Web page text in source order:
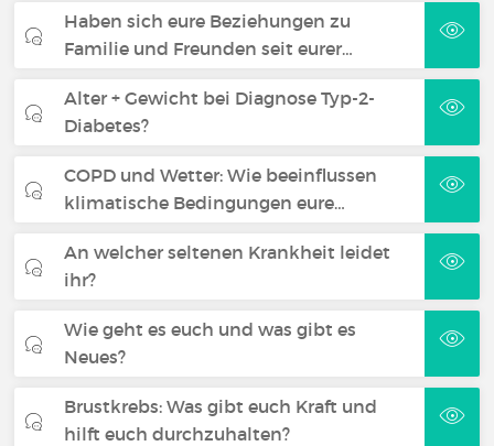
Haben sich eure Beziehungen zu
Familie und Freunden seit eurer…
Alter + Gewicht bei Diagnose Typ-2-
Diabetes?
COPD und Wetter: Wie beeinflussen
klimatische Bedingungen eure…
An welcher seltenen Krankheit leidet
ihr?
Wie geht es euch und was gibt es
Neues?
Brustkrebs: Was gibt euch Kraft und
hilft euch durchzuhalten?